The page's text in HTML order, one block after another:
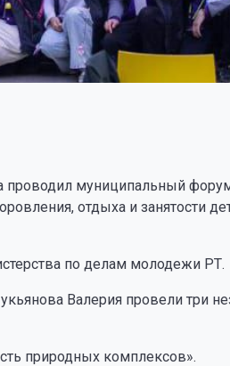
проводил муниципальный
отдыха и занятости
по делам молодежи РТ.
Валерия провели три
природных комплексов».